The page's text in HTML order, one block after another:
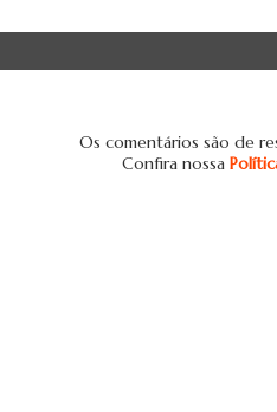
Os comentários são de
Confira nossa